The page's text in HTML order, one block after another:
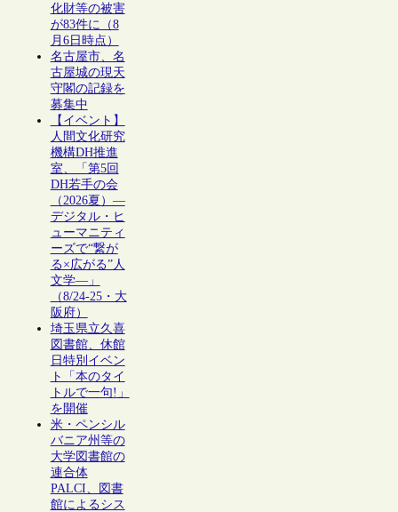
化財等の被害
が83件に（8
月6日時点）
名古屋市、名
古屋城の現天
守閣の記録を
募集中
【イベント】
人間文化研究
機構DH推進
室、「第5回
DH若手の会
（2026夏）―
デジタル・ヒ
ューマニティ
ーズで“繋が
る×広がる”人
文学―」
（8/24-25・大
阪府）
埼玉県立久喜
図書館、休館
日特別イベン
ト「本のタイ
トルで一句!」
を開催
米・ペンシル
バニア州等の
大学図書館の
連合体
PALCI、図書
館によるシス